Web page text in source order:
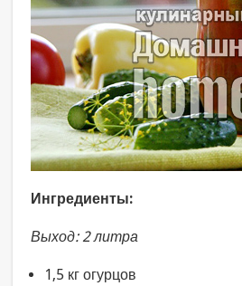
Ингредиенты:
Выход: 2 литра
1,5 кг огурцов